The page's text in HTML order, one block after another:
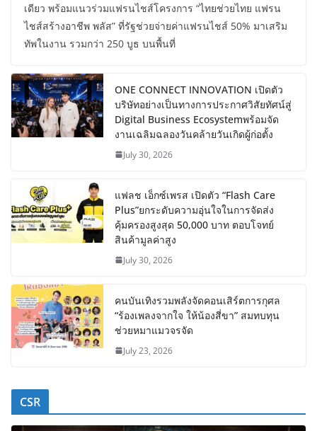
เดียว พร้อมแนวร่วมแฟรนไชส์โครงการ “ไทยช่วยไทย แฟรน
ไชส์สร้างอาชีพ พลัส” ที่รัฐช่วยจ่ายค่าแฟรนไชส์ 50% มาเสริม
ทัพในงาน รวมกว่า 250 บูธ บนพื้นที่
ONE CONNECT INNOVATION เปิดตัว
บริษัทอย่างเป็นทางการประกาศวิสัยทัศน์สู่
Digital Business Ecosystemพร้อมจัด
งานเฉลิมฉลองวันคล้ายวันเกิดผู้ก่อตั้ง
July 30, 2026
แฟลช เอ็กซ์เพรส เปิดตัว “Flash Care
Plus”ยกระดับความอุ่นใจในการจัดส่ง
คุ้มครองสูงสุด 50,000 บาท ตอบโจทย์
สินค้ามูลค่าสูง
July 30, 2026
คนบันเทิงรวมพลังจัดคอนเสิร์ตการกุศล
“ร้องเพลงจากใจ ให้น้องสี่ขา” สมทบทุน
ช่วยหมาแมวจรจัด
July 23, 2026
CSR